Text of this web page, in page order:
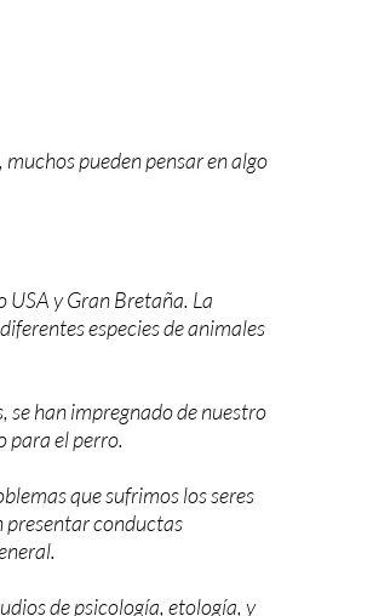
pueden pensar en algo
USA y Gran Bretaña. La
especies de animales
se han impregnado de nuestro
para el perro.
que sufrimos los seres
presentar conductas
de psicología, etología, y